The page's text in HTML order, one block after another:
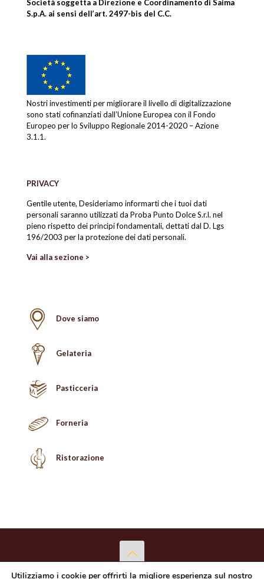
Società soggetta a Direzione e Coordinamento di Saima
S.p.A. ai sensi dell’art. 2497-bis del C.C.
Nostri investimenti per migliorare il livello di digitalizzazione
sono stati cofinanziati dall’Unione Europea con il Fondo
Europeo per lo Sviluppo Regionale 2014-2020 – Azione
3.1.1.
PRIVACY
Gentile utente, Desideriamo informarti che i tuoi dati
personali saranno utilizzati da Proba Punto Dolce S.r.l. nel
pieno rispetto dei principi fondamentali, dettati dal D. Lgs
196/2003 per la protezione dei dati personali.
Vai alla sezione >
Dove siamo
Gelateria
Pasticceria
Forneria
Ristorazione
Copyright © 2026 Proba Punto Dolce S.r.l. - P.Iva
Utilizziamo i cookie per offrirti la migliore esperienza sul nostro